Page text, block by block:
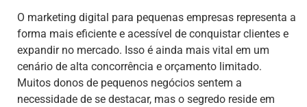
O marketing digital para pequenas empresas representa a
forma mais eficiente e acessível de conquistar clientes e
expandir no mercado. Isso é ainda mais vital em um
cenário de alta concorrência e orçamento limitado.
Muitos donos de pequenos negócios sentem a
necessidade de se destacar, mas o segredo reside em